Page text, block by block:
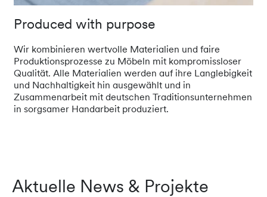
Produced with purpose
Wir kombinieren wertvolle Materialien und faire
Produktionsprozesse zu Möbeln mit kompromissloser
Qualität. Alle Materialien werden auf ihre Langlebigkeit
und Nachhaltigkeit hin ausgewählt und in
Zusammenarbeit mit deutschen Traditionsunternehmen
in sorgsamer Handarbeit produziert.
Aktuelle News & Projekte